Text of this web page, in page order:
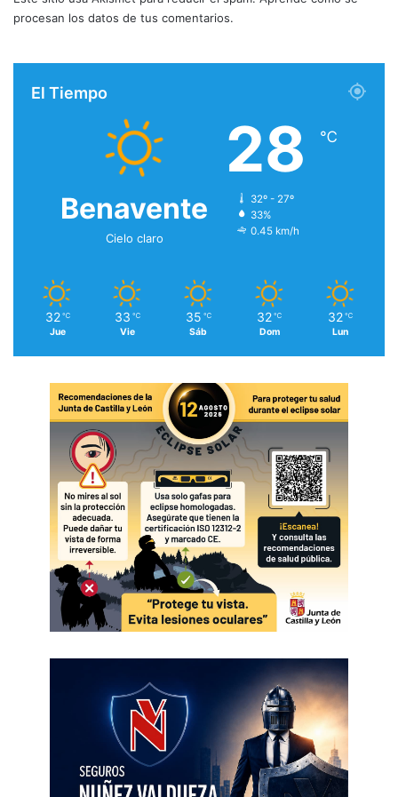
procesan los datos de tus comentarios.
El Tiempo
Benavente
Cielo claro
28 ℃
32º - 27º
33%
0.45 km/h
32 ℃
Jue
33 ℃
Vie
35 ℃
Sáb
32 ℃
Dom
32 ℃
Lun